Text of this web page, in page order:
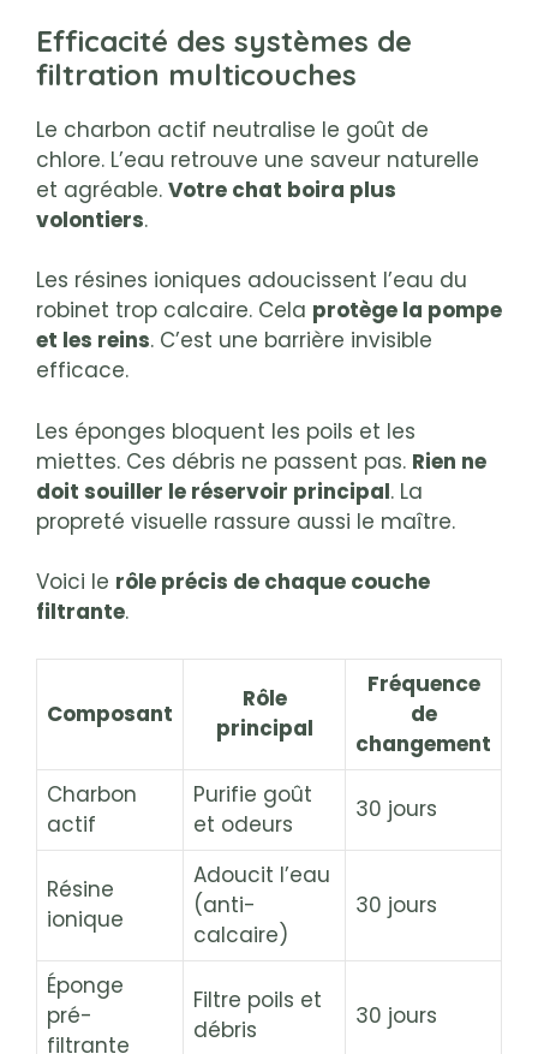
Efficacité des systèmes de
filtration multicouches
Le charbon actif neutralise le goût de
chlore. L’eau retrouve une saveur naturelle
et agréable. Votre chat boira plus
volontiers.
Les résines ioniques adoucissent l’eau du
robinet trop calcaire. Cela protège la pompe
et les reins. C’est une barrière invisible
efficace.
Les éponges bloquent les poils et les
miettes. Ces débris ne passent pas. Rien ne
doit souiller le réservoir principal. La
propreté visuelle rassure aussi le maître.
Voici le rôle précis de chaque couche
filtrante.
Composant
Rôle
principal
Fréquence
de
changement
Charbon
actif
Purifie goût
et odeurs
30 jours
Résine
ionique
Adoucit l’eau
(anti-
calcaire)
30 jours
Éponge
pré-
filtrante
Filtre poils et
débris
30 jours